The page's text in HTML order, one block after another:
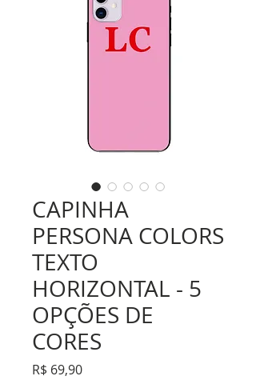
CAPINHA
PERSONA COLORS
TEXTO
HORIZONTAL - 5
OPÇÕES DE
CORES
R$ 69,90Preço